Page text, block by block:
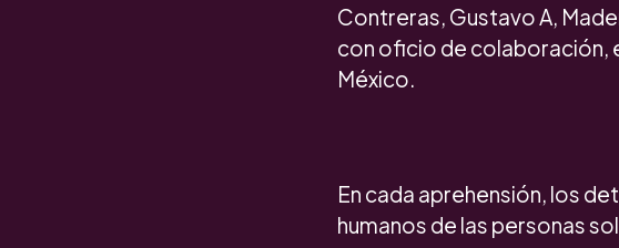
Contreras, Gustavo A,
con oficio de colaboración,
México.
En cada aprehensión, los
humanos de las personas